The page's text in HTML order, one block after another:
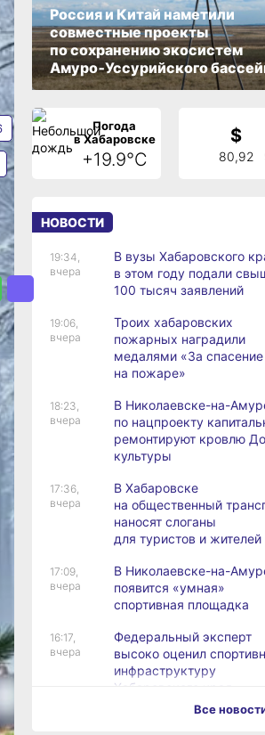
Россия и Китай наметили
совместные проекты
по сохранению экосистем
Амуро‑Уссурийского
Погода
в Хабаровске
+19.9°C
$
80,92
НОВОСТИ
19:34,
вчера
В вузы Хабаровского
в этом году подали
100 тысяч заявлений
19:06,
вчера
Троих хабаровских
пожарных наградили
медалями «За спасение
на пожаре»
18:23,
вчера
В Николаевске-на-
по нацпроекту
ремонтируют кровлю
культуры
17:36,
вчера
В Хабаровске
на общественный
наносят слоганы
для туристов и жителей
17:09,
вчера
В Николаевске-на-
появится «умная»
спортивная площадка
16:17,
вчера
Федеральный эксперт
высоко оценил
инфраструктуру
Хабаровского края
Все